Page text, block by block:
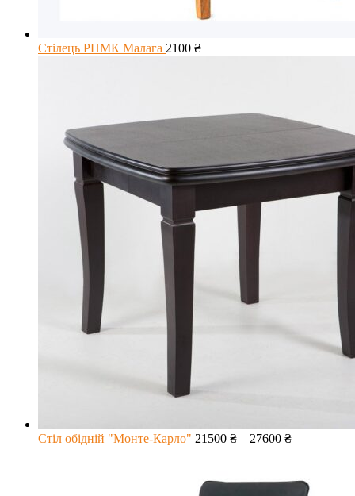
Стілець РПМК Малага 2100 ₴
Стіл обідній "Монте-Карло" 21500 ₴ – 27600 ₴